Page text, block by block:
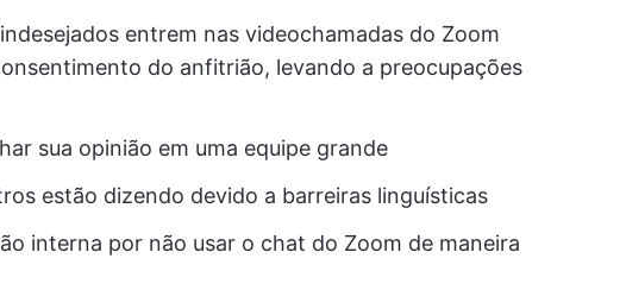
entrem nas videochamadas do Zoom
do anfitrião, levando a preocupações
sua opinião em uma equipe grande
estão dizendo devido a barreiras linguísticas
interna por não usar o chat do Zoom de maneira